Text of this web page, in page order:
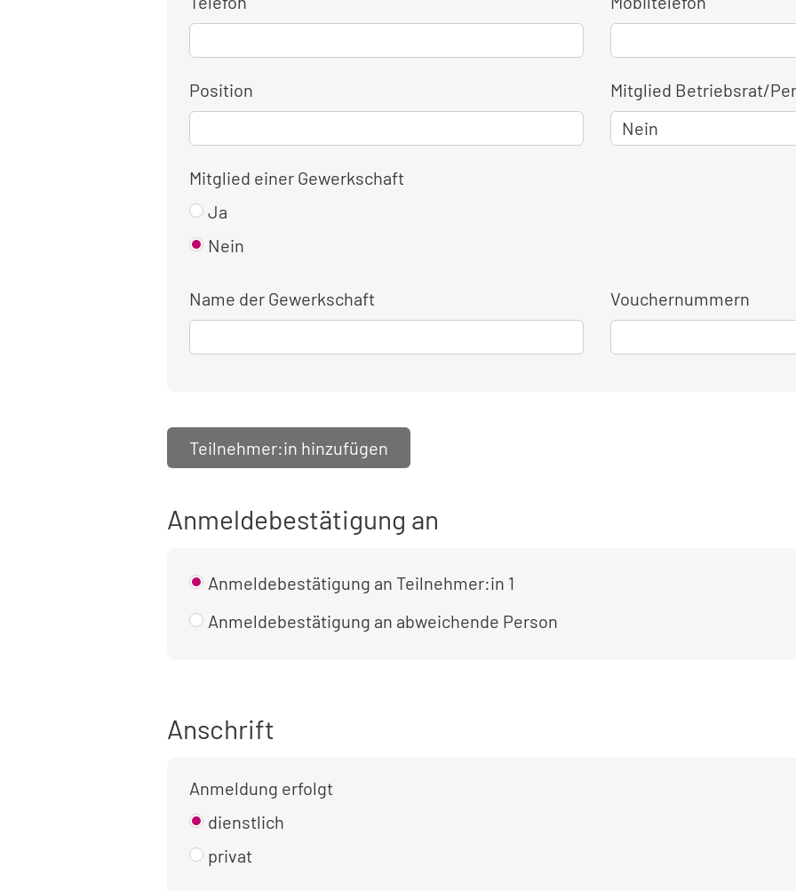
Position Mitglied Betriebsrat/
Mitglied einer Gewerkschaft
Ja
Nein
Name der Gewerkschaft Vouchernummern
Teilnehmer:in hinzufügen
Anmeldebestätigung an
Anmeldebestätigung an Teilnehmer:in 1
Anmeldebestätigung an abweichende Person
Anschrift
Anmeldung erfolgt
dienstlich
privat